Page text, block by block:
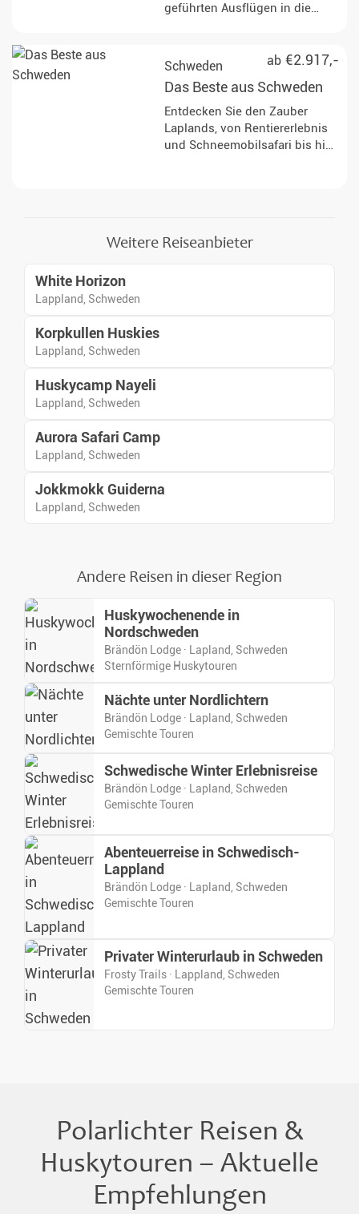
geführten Ausflügen in die
ab €2.917,-
Schweden
Das Beste aus Schweden
Entdecken Sie den Zauber
Laplands, von Rentiererlebnis
und Schneemobilsafari bis hin
Weitere Reiseanbieter
White Horizon
Lappland, Schweden
Korpkullen Huskies
Lappland, Schweden
Huskycamp Nayeli
Lappland, Schweden
Aurora Safari Camp
Lappland, Schweden
Jokkmokk Guiderna
Lappland, Schweden
Andere Reisen in dieser Region
Huskywochenende in
Nordschweden
Brändön Lodge · Lapland, Schweden
Sternförmige Huskytouren
Nächte unter Nordlichtern
Brändön Lodge · Lapland, Schweden
Gemischte Touren
Schwedische Winter Erlebnisreise
Brändön Lodge · Lapland, Schweden
Gemischte Touren
Abenteuerreise in Schwedisch-
Lappland
Brändön Lodge · Lapland, Schweden
Gemischte Touren
Privater Winterurlaub in Schweden
Frosty Trails · Lappland, Schweden
Gemischte Touren
Polarlichter Reisen &
Huskytouren – Aktuelle
Empfehlungen